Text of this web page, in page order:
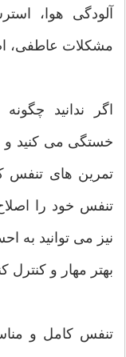
آلودگی هوا،
مشکلات عاطفی،
اگر ندانید
خستگی می کنید و
تمرین های تنفس
تنفس خود را
نیز می توانید به
بهتر مهار و کنترل
تنفس کامل و